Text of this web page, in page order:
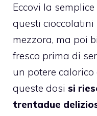
Eccovi la
questi cioccolatini
mezzora, ma poi
fresco prima di
un potere calorico
queste dosi si
trentadue